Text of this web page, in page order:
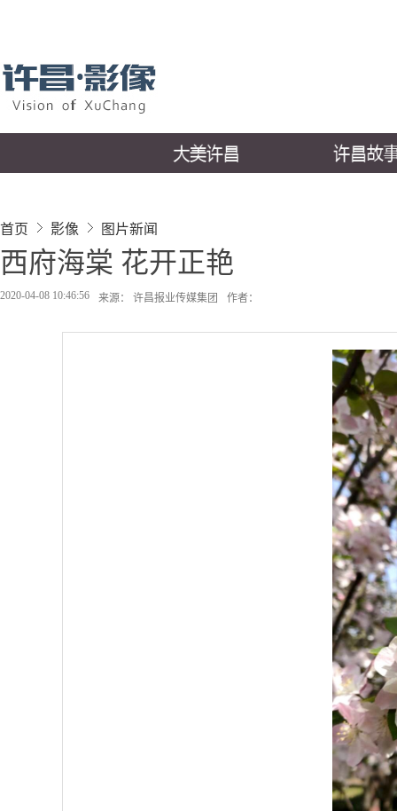
首页 影像 图片新闻
西府海棠 花开正艳
2020-04-08 10:46:56 来源： 许昌报业传媒集团 作者：